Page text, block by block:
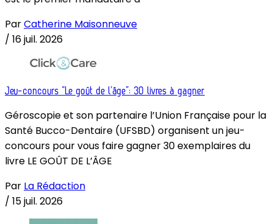
ParCatherine Maisonneuve
/ 16 juil. 2026
Jeu-concours “Le goût de l’âge”: 30 livres à gagner
Géroscopie et son partenaire l’Union Française pour la
Santé Bucco-Dentaire (UFSBD) organisent un jeu-
concours pour vous faire gagner 30 exemplaires du
livre LE GOÛT DE L’ÂGE
Par La Rédaction
/ 15 juil. 2026